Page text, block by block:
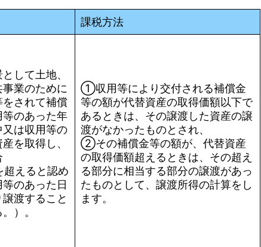
課税方法
して土地、
業のために
されて補償
のあった年
は収用等の
を取得し、
えると認め
のあった日
渡すること
）。
①収用等により交付される補償金
等の額が代替資産の取得価額以下で
あるときは、その譲渡した資産の譲
渡がなかったものとされ、
②その補償金等の額が、代替資産
の取得価額超えるときは、その超え
る部分に相当する部分の譲渡があっ
たものとして、譲渡所得の計算をし
ます。